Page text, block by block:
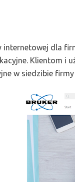
dla
Klientom i
w siedzibie